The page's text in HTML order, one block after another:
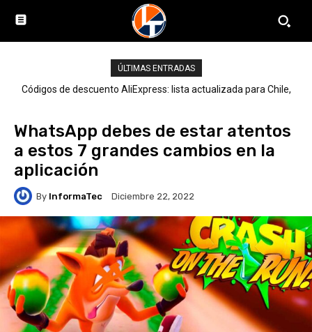
ÚLTIMAS ENTRADAS
Códigos de descuento AliExpress: lista actualizada para Chile,
WhatsApp debes de estar atentos
a estos 7 grandes cambios en la
aplicación
By InformaTec Diciembre 22, 2022